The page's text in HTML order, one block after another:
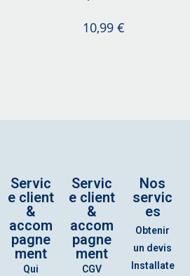
10,99 €
Servic
e client
&
accom
pagne
ment
Qui
Servic
e client
&
accom
pagne
ment
CGV
Nos
servic
es
Obtenir
un devis
Installate